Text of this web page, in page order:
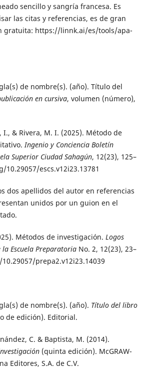
sencillo y sangría francesa. Es
las citas y referencias, es de gran
gratuita: https://linnk.ai/es/tools/apa-
de nombre(s). (año). Título del
en cursiva, volumen (número),
I., & Rivera, M. I. (2025). Método de
Ingenio y Conciencia Boletín
Superior Ciudad Sahagún, 12(23), 125–
escs.v12i23.13781
dos apellidos del autor en referencias
unidos por un guion en el
Métodos de investigación. Logos
Escuela PreparatoriaNo. 2, 12(23), 23–
prepa2.v12i23.14039
de nombre(s). (año). Título del libro
de edición). Editorial.
C. & Baptista, M. (2014).
(quinta edición). McGRAW-
Editores, S.A. de C.V.